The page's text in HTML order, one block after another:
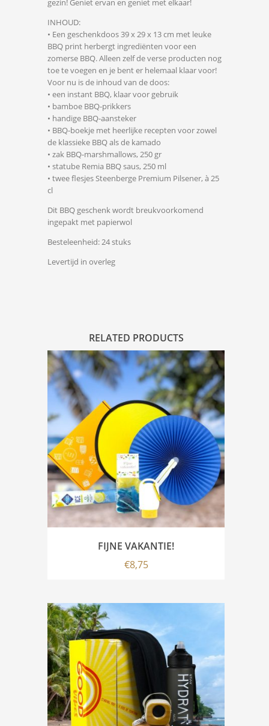
gezin! Geniet ervan en geniet met elkaar!
INHOUD:
• Een geschenkdoos 39 x 29 x 13 cm met leuke
BBQ print herbergt ingrediënten voor een
zomerse BBQ. Alleen zelf de verse producten nog
toe te voegen en je bent er helemaal klaar voor!
Voor nu is de inhoud van de doos:
• een instant BBQ, klaar voor gebruik
• bamboe BBQ-prikkers
• handige BBQ-aansteker
• BBQ-boekje met heerlijke recepten voor zowel
de klassieke BBQ als de kamado
• zak BBQ-marshmallows, 250 gr
• statube Remia BBQ saus, 250 ml
• twee flesjes Steenberge Premium Pilsener, à 25
cl
Dit BBQ geschenk wordt breukvoorkomend
ingepakt met papierwol
Besteleenheid: 24 stuks
Levertijd in overleg
RELATED PRODUCTS
FIJNE VAKANTIE!
€8,75